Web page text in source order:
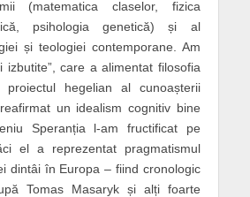
(matematica claselor, fizica
psihologia genetică) și al
și teologiei contemporane. Am
izbutite”, care a alimentat filosofia
hegelian al cunoașterii
un idealism cognitiv bine
Speranția l-am fructificat pe
el a reprezentat pragmatismul
dintâi în Europa – fiind cronologic
Tomas Masaryk și alți foarte